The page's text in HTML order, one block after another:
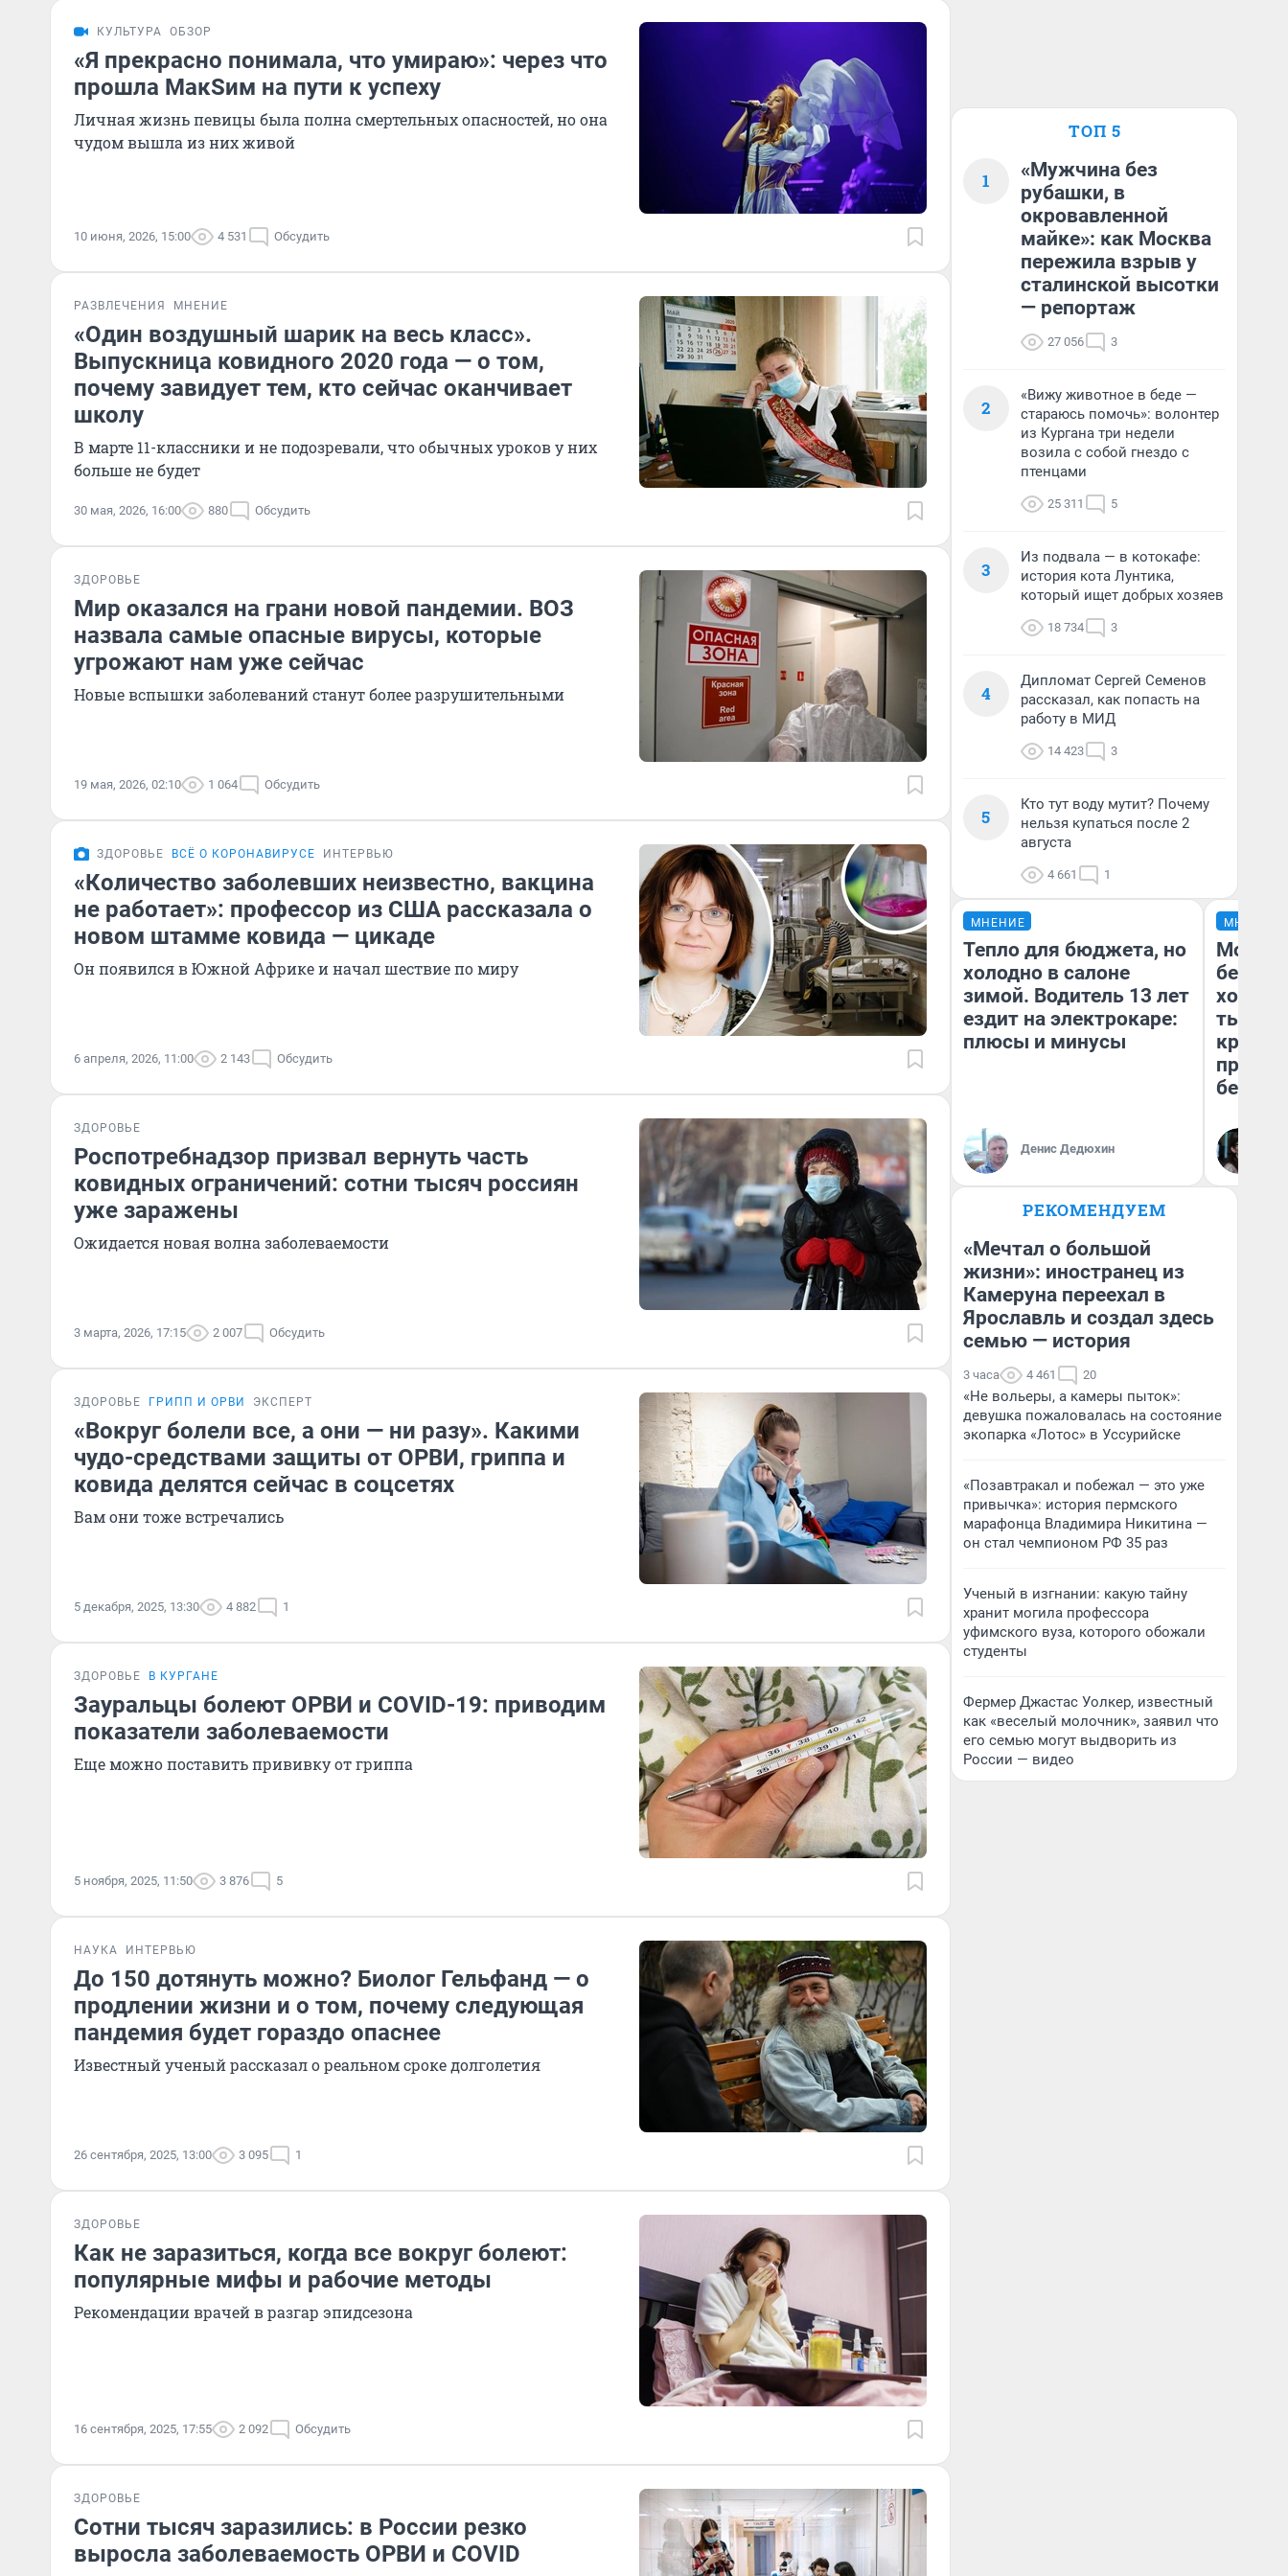
КУЛЬТУРА ОБЗОР
«Я прекрасно понимала, что умираю»: через что
прошла МакSим на пути к успеху
Личная жизнь певицы была полна смертельных опасностей, но она
чудом вышла из них живой
10 июня, 2026, 15:00 4 531 Обсудить
РАЗВЛЕЧЕНИЯ МНЕНИЕ
«Один воздушный шарик на весь класс».
Выпускница ковидного 2020 года — о том,
почему завидует тем, кто сейчас оканчивает
школу
В марте 11-классники и не подозревали, что обычных уроков у них
больше не будет
30 мая, 2026, 16:00 880 Обсудить
ЗДОРОВЬЕ
Мир оказался на грани новой пандемии. ВОЗ
назвала самые опасные вирусы, которые
угрожают нам уже сейчас
Новые вспышки заболеваний станут более разрушительными
19 мая, 2026, 02:10 1 064 Обсудить
ЗДОРОВЬЕ ВСЁ О КОРОНАВИРУСЕ ИНТЕРВЬЮ
«Количество заболевших неизвестно, вакцина
не работает»: профессор из США рассказала о
новом штамме ковида — цикаде
Он появился в Южной Африке и начал шествие по миру
6 апреля, 2026, 11:00 2 143 Обсудить
ЗДОРОВЬЕ
Роспотребнадзор призвал вернуть часть
ковидных ограничений: сотни тысяч россиян
уже заражены
Ожидается новая волна заболеваемости
3 марта, 2026, 17:15 2 007 Обсудить
ЗДОРОВЬЕ ГРИПП И ОРВИ ЭКСПЕРТ
«Вокруг болели все, а они — ни разу». Какими
чудо-средствами защиты от ОРВИ, гриппа и
ковида делятся сейчас в соцсетях
Вам они тоже встречались
5 декабря, 2025, 13:30 4 882 1
ЗДОРОВЬЕ В КУРГАНЕ
Зауральцы болеют ОРВИ и COVID-19: приводим
показатели заболеваемости
Еще можно поставить прививку от гриппа
5 ноября, 2025, 11:50 3 876 5
НАУКА ИНТЕРВЬЮ
До 150 дотянуть можно? Биолог Гельфанд — о
продлении жизни и о том, почему следующая
пандемия будет гораздо опаснее
Известный ученый рассказал о реальном сроке долголетия
26 сентября, 2025, 13:00 3 095 1
ЗДОРОВЬЕ
Как не заразиться, когда все вокруг болеют:
популярные мифы и рабочие методы
Рекомендации врачей в разгар эпидсезона
16 сентября, 2025, 17:55 2 092 Обсудить
ЗДОРОВЬЕ
Сотни тысяч заразились: в России резко
выросла заболеваемость ОРВИ и COVID
ТОП 5
1
«Мужчина без
рубашки, в
окровавленной
майке»: как Москва
пережила взрыв у
сталинской высотки
— репортаж
27 056 3
2
«Вижу животное в беде —
стараюсь помочь»: волонтер
из Кургана три недели
возила с собой гнездо с
птенцами
25 311 5
3
Из подвала — в котокафе:
история кота Лунтика,
который ищет добрых хозяев
18 734 3
4
Дипломат Сергей Семенов
рассказал, как попасть на
работу в МИД
14 423 3
5
Кто тут воду мутит? Почему
нельзя купаться после 2
августа
4 661 1
МНЕНИЕ
Тепло для бюджета, но
холодно в салоне
зимой. Водитель 13 лет
ездит на электрокаре:
плюсы и минусы
Денис Дедюхин
МНЕНИЕ
Мой
хотела
тысяч,
РЕКОМЕНДУЕМ
«Мечтал о большой
жизни»: иностранец из
Камеруна переехал в
Ярославль и создал здесь
семью — история
3 часа 4 461 20
«Не вольеры, а камеры пыток»:
девушка пожаловалась на состояние
экопарка «Лотос» в Уссурийске
«Позавтракал и побежал — это уже
привычка»: история пермского
марафонца Владимира Никитина —
он стал чемпионом РФ 35 раз
Ученый в изгнании: какую тайну
хранит могила профессора
уфимского вуза, которого обожали
студенты
Фермер Джастас Уолкер, известный
как «веселый молочник», заявил что
его семью могут выдворить из
России — видео